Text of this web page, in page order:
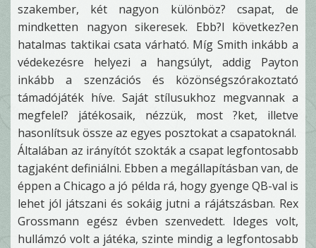
szakember, két nagyon különböz? csapat, de
mindketten nagyon sikeresek. Ebb?l következ?en
hatalmas taktikai csata várható. Míg Smith inkább a
védekezésre helyezi a hangsúlyt, addig Payton
inkább a szenzációs és közönségszórakoztató
támadójáték híve. Saját stílusukhoz megvannak a
megfelel? játékosaik, nézzük, most ?ket, illetve
hasonlítsuk össze az egyes posztokat a csapatoknál.
Általában az irányítót szokták a csapat legfontosabb
tagjaként definiálni. Ebben a megállapításban van, de
éppen a Chicago a jó példa rá, hogy gyenge QB-val is
lehet jól játszani és sokáig jutni a rájátszásban. Rex
Grossmann egész évben szenvedett. Ideges volt,
hullámzó volt a játéka, szinte mindig a legfontosabb